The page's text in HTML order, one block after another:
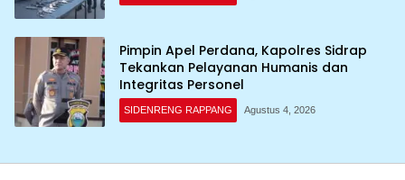
Pimpin Apel Perdana, Kapolres Sidrap
Tekankan Pelayanan Humanis dan
Integritas Personel
SIDENRENG RAPPANG Agustus 4, 2026